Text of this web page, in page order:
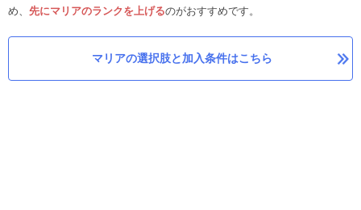
め、 先にマリアのランクを上げるのがおすすめです。
マリアの選択肢と加入条件はこちら